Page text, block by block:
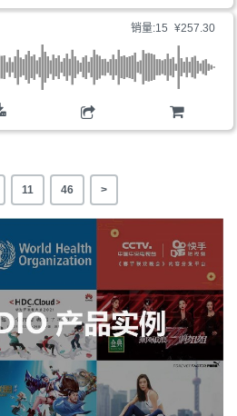
购物车
销量:15 ¥257.30
购物车
11 46 >